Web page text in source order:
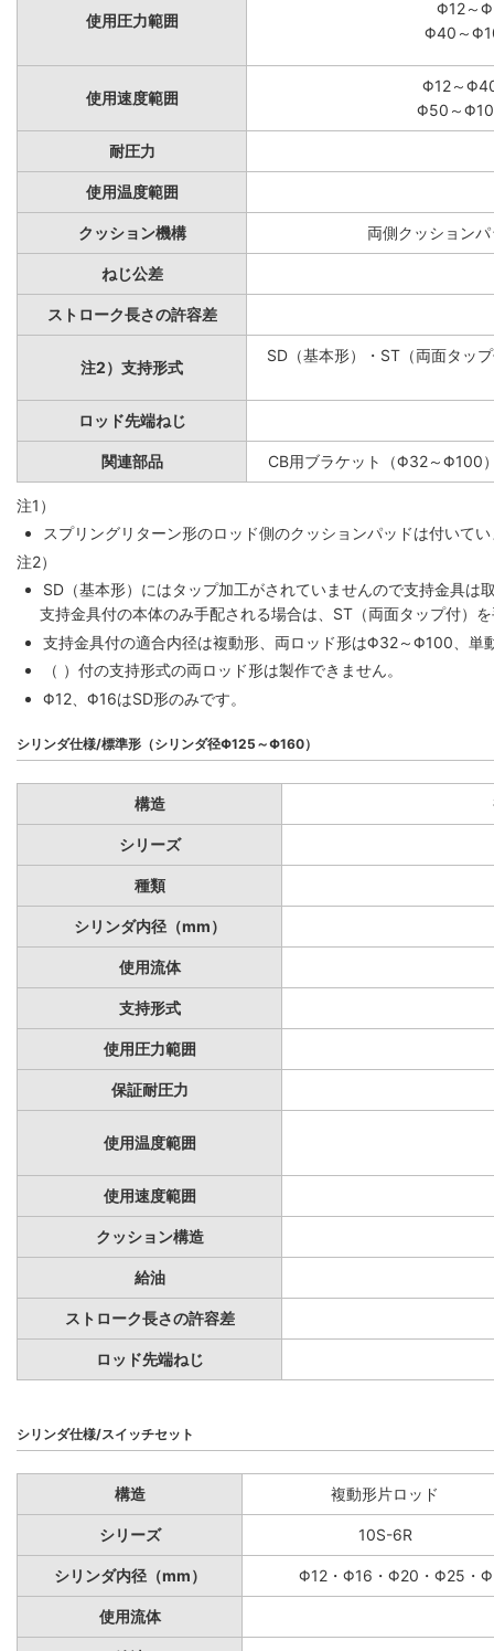
使用圧力範囲
Φ12～
Φ40～
使用速度範囲
Φ12～
Φ50～
耐圧力
使用温度範囲
クッション機構 両側クッション
ねじ公差
ストローク長さの許容差
注2）支持形式
SD（基本形）・ST（両面タッ
ロッド先端ねじ
関連部品 CB用ブラケット（Φ32～Φ100
注1）
スプリングリターン形のロッド側のクッションパッドは付い
注2）
SD（基本形）にはタップ加工がされていませんので支持金具は
支持金具付の本体のみ手配される場合は、ST（両面タップ付）
支持金具付の適合内径は複動形、両ロッド形はΦ32～Φ100、
（ ）付の支持形式の両ロッド形は製作できません。
Φ12、Φ16はSD形のみです。
シリンダ仕様/標準形（シリンダ径Φ125～Φ160）
構造
シリーズ
種類
シリンダ内径（mm）
使用流体
支持形式
使用圧力範囲
保証耐圧力
使用温度範囲
使用速度範囲
クッション構造
給油
ストローク長さの許容差
ロッド先端ねじ
シリンダ仕様/スイッチセット
構造 複動形片ロッド
シリーズ 10S-6R
シリンダ内径（mm） Φ12・Φ16・Φ20・Φ25・
使用流体